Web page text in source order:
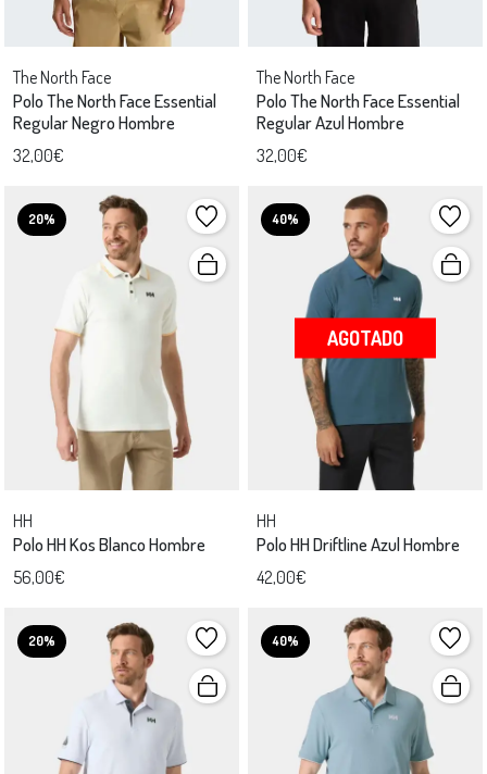
The North Face
Polo The North Face Essential
Regular Negro Hombre
32,00€
The North Face
Polo The North Face Essential
Regular Azul Hombre
32,00€
20%
HH
Polo HH Kos Blanco Hombre
56,00€
40%
AGOTADO
HH
Polo HH Driftline Azul Hombre
42,00€
20% 40%